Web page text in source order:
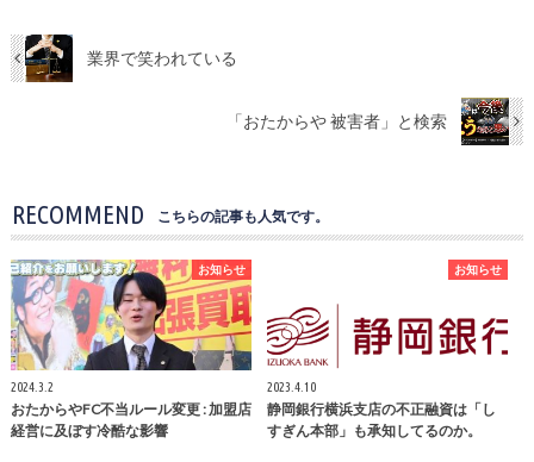
業界で笑われている
「おたからや 被害者」と検索
RECOMMEND こちらの記事も人気です。
お知らせ
2024.3.2
おたからやFC不当ルール変更 : 加盟店
経営に及ぼす冷酷な影響
お知らせ
2023.4.10
静岡銀行横浜支店の不正融資は「し
すぎん本部」も承知してるのか。